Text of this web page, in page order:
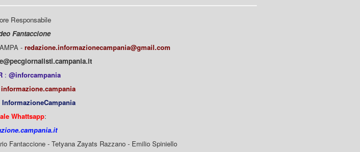
Responsabile
Fantaccione
- redazione.informazionecampania@gmail.com
: @inforcampania
informazione.campania
InformazioneCampania
Whattsapp:
Fantaccione - Tetyana Zayats Razzano - Emilio Spiniello